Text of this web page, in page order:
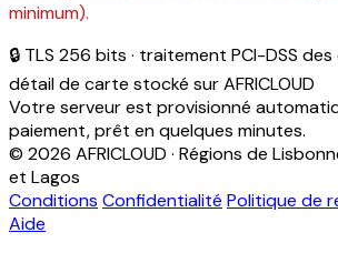
minimum).
🔒 TLS 256 bits · traitement PCI-DSS
détail de carte stocké sur AFRICLOUD
Votre serveur est provisionné
paiement, prêt en quelques minutes.
© 2026 AFRICLOUD · Régions de
et Lagos
Conditions Confidentialité Politique de
Aide